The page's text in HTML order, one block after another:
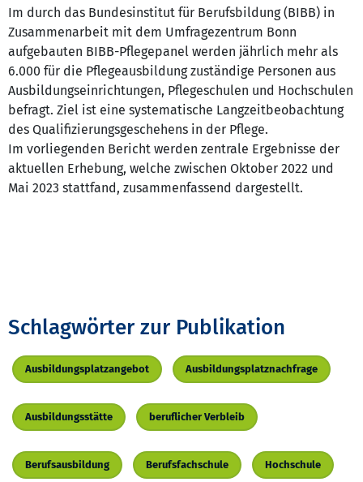
Im durch das Bundesinstitut für Berufsbildung (BIBB) in
Zusammenarbeit mit dem Umfragezentrum Bonn
aufgebauten BIBB-Pflegepanel werden jährlich mehr als
6.000 für die Pflegeausbildung zuständige Personen aus
Ausbildungseinrichtungen, Pflegeschulen und Hochschulen
befragt. Ziel ist eine systematische Langzeitbeobachtung
des Qualifizierungsgeschehens in der Pflege.
Im vorliegenden Bericht werden zentrale Ergebnisse der
aktuellen Erhebung, welche zwischen Oktober 2022 und
Mai 2023 stattfand, zusammenfassend dargestellt.
Schlagwörter zur Publikation
Ausbildungsplatzangebot Ausbildungsplatznachfrage
Ausbildungsstätte beruflicher Verbleib
Berufsausbildung Berufsfachschule Hochschule